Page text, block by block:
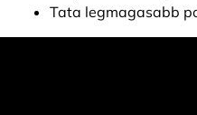
Tata legmagasabb